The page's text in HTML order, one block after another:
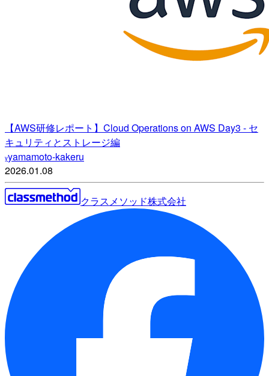
【AWS研修レポート】Cloud Operations on AWS Day3 - セ
キュリティとストレージ編
yyamamoto-kakeru
2026.01.08
クラスメソッド株式会社